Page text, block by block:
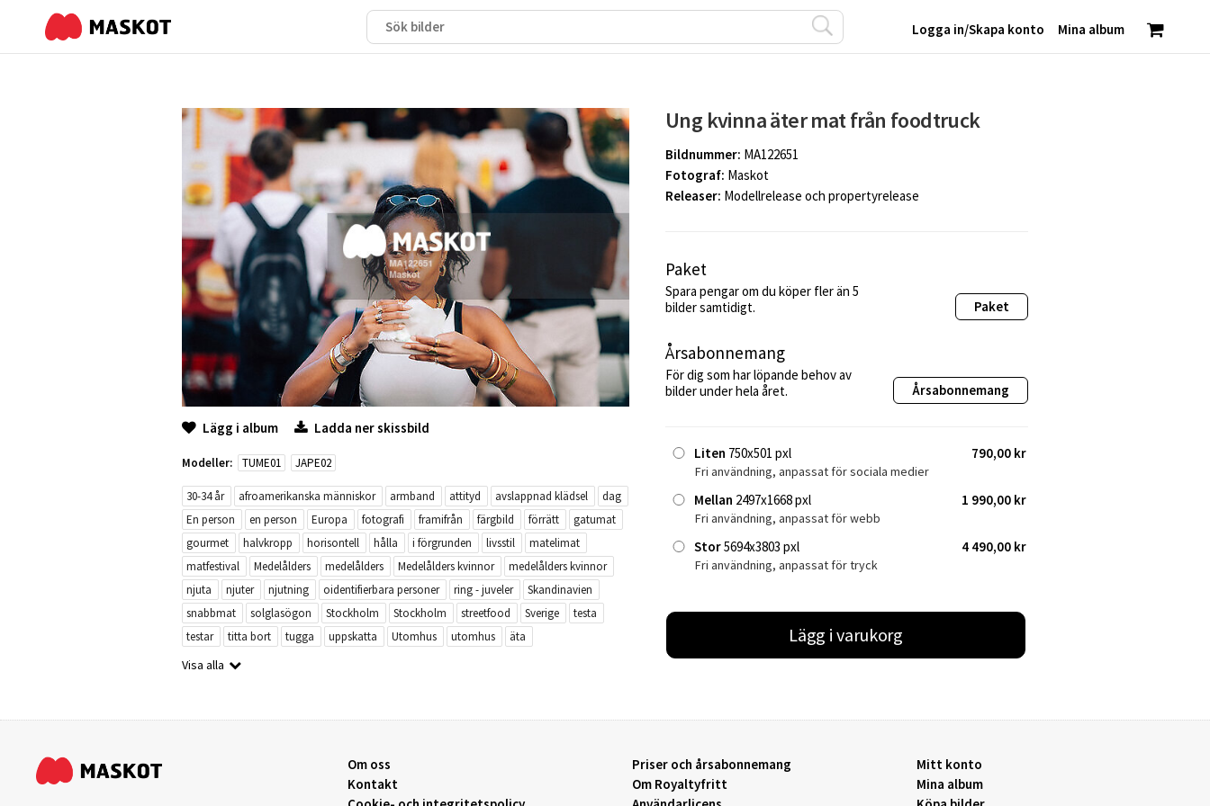
Mina album
Logga in/Skapa konto
Lägg i album Ladda ner skissbild
Modeller: TUME01 JAPE02
30-34 år afroamerikanska människor armband attityd avslappnad klädsel
dag
En person
en person Europa fotografi framifrån färgbild förrätt
gatumat
gourmet
halvkropp horisontell hålla i förgrunden livsstil
matelimat
matfestival
Medelålders medelålders Medelålders kvinnor
medelålders kvinnor
njuta
njuter njutning oidentifierbara personer ring - juveler
Skandinavien
snabbmat
solglasögon Stockholm Stockholm streetfood Sverige
testa
testar
titta bort tugga uppskatta Utomhus utomhus äta
Visa alla
Ung kvinna äter mat från foodtruck
Bildnummer: MA122651
Fotograf: Maskot
Releaser: Modellrelease och propertyrelease
Paket
Spara pengar om du köper fler än 5
bilder samtidigt.
Paket
Årsabonnemang
För dig som har löpande behov av
bilder under hela året.
Årsabonnemang
Liten 750x501 pxl 790,00 kr
Fri användning, anpassat för sociala medier
Mellan 2497x1668 pxl 1 990,00 kr
Fri användning, anpassat för webb
Stor5694x3803 pxl 4 490,00 kr
Fri användning, anpassat för tryck
Lägg i varukorg
Om oss
Kontakt
Priser och årsabonnemang
Om Royaltyfritt
Mitt konto
Mina album